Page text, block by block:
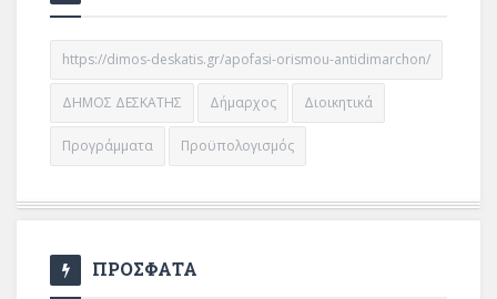
https://dimos-deskatis.gr/apofasi-orismou-antidimarchon/
ΔΗΜΟΣ ΔΕΣΚΑΤΗΣ Δήμαρχος Διοικητικά
Προγράμματα Προϋπολογισμός
ΠΡΟΣΦΑΤΑ